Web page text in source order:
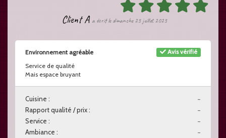
Client A a écrit le dimanche 23 juillet 2023
Avis vérifié
Environnement agréable
Service de qualité
Mais espace bruyant
-
Cuisine :
-
Rapport qualité / prix :
-
Service :
-
Ambiance :